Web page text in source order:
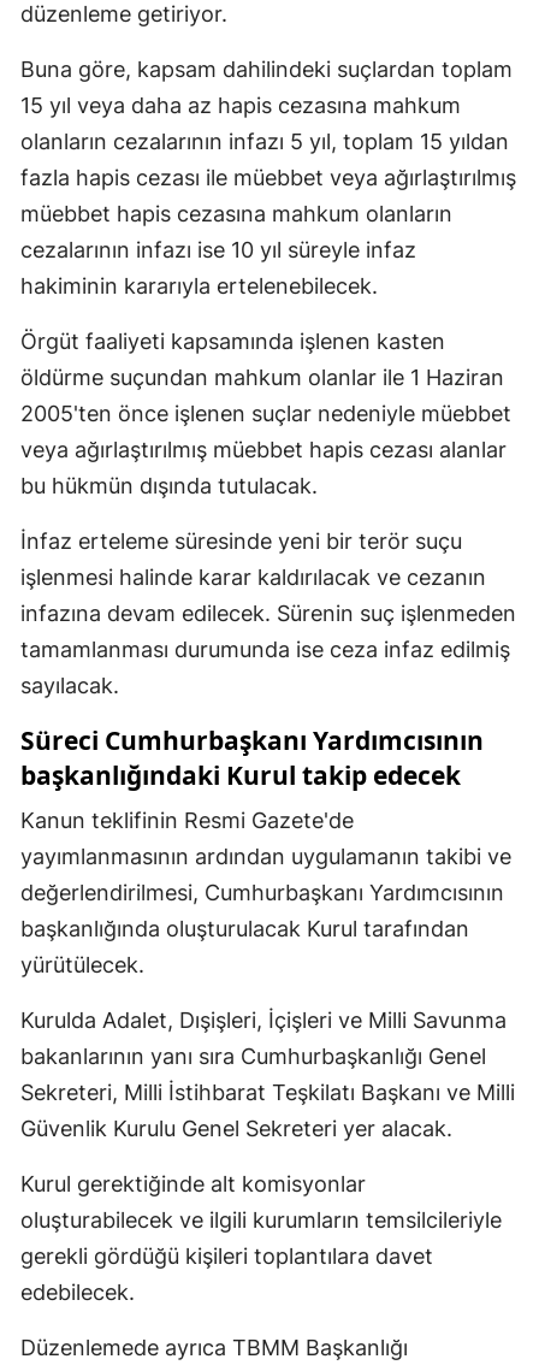
düzenleme getiriyor.
Buna göre, kapsam dahilindeki suçlardan toplam
15 yıl veya daha az hapis cezasına mahkum
olanların cezalarının infazı 5 yıl, toplam 15 yıldan
fazla hapis cezası ile müebbet veya ağırlaştırılmış
müebbet hapis cezasına mahkum olanların
cezalarının infazı ise 10 yıl süreyle infaz
hakiminin kararıyla ertelenebilecek.
Örgüt faaliyeti kapsamında işlenen kasten
öldürme suçundan mahkum olanlar ile 1 Haziran
2005'ten önce işlenen suçlar nedeniyle müebbet
veya ağırlaştırılmış müebbet hapis cezası alanlar
bu hükmün dışında tutulacak.
İnfaz erteleme süresinde yeni bir terör suçu
işlenmesi halinde karar kaldırılacak ve cezanın
infazına devam edilecek. Sürenin suç işlenmeden
tamamlanması durumunda ise ceza infaz edilmiş
sayılacak.
Süreci Cumhurbaşkanı Yardımcısının
başkanlığındaki Kurul takip edecek
Kanun teklifinin Resmi Gazete'de
yayımlanmasının ardından uygulamanın takibi ve
değerlendirilmesi, Cumhurbaşkanı Yardımcısının
başkanlığında oluşturulacak Kurul tarafından
yürütülecek.
Kurulda Adalet, Dışişleri, İçişleri ve Milli Savunma
bakanlarının yanı sıra Cumhurbaşkanlığı Genel
Sekreteri, Milli İstihbarat Teşkilatı Başkanı ve Milli
Güvenlik Kurulu Genel Sekreteri yer alacak.
Kurul gerektiğinde alt komisyonlar
oluşturabilecek ve ilgili kurumların temsilcileriyle
gerekli gördüğü kişileri toplantılara davet
edebilecek.
Düzenlemede ayrıca TBMM Başkanlığı